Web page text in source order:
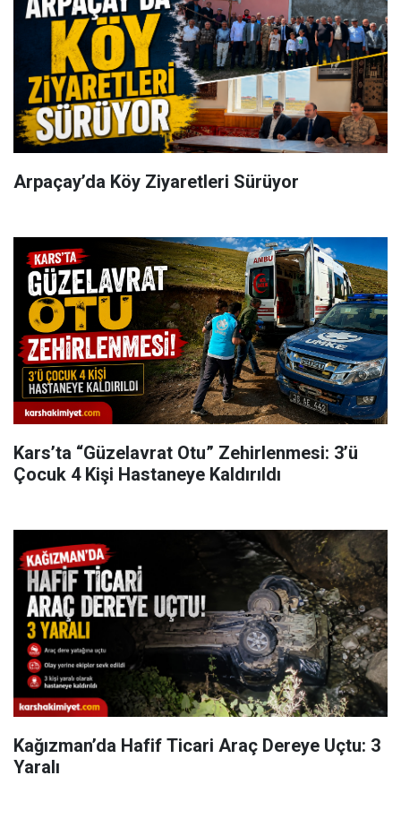
Arpaçay’da Köy Ziyaretleri Sürüyor
Kars’ta “Güzelavrat Otu” Zehirlenmesi: 3’ü
Çocuk 4 Kişi Hastaneye Kaldırıldı
Kağızman’da Hafif Ticari Araç Dereye Uçtu: 3
Yaralı